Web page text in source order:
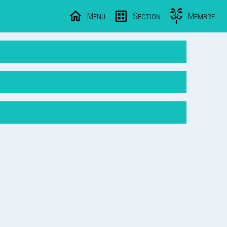
Menu Section Membre